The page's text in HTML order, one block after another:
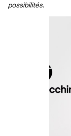
possibilités.